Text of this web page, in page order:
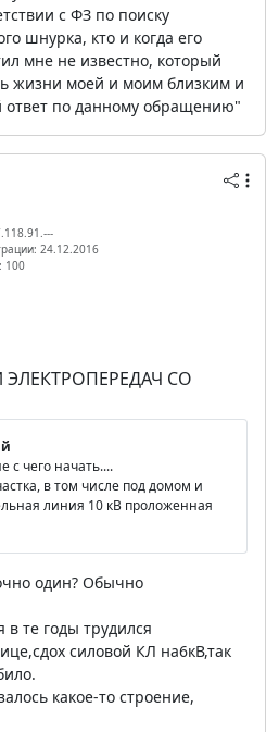
с ФЗ по поиску
шнурка, кто и когда его
мне не известно, который
жизни моей и моим близким и
по данному обращению"
24.12.2016
100
СО
с чего начать....
в том числе под домом и
линия 10 кВ проложенная
один? Обычно
в те годы трудился
силовой КЛ на6кВ,так
какое-то строение,